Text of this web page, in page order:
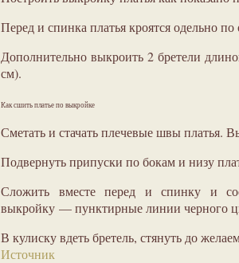
Перед и спинка платья кроятся одельно
Дополнительно выкроить 2 бретели
см).
Как сшить платье по выкройке
Сметать и стачать плечевые швы платья.
Подвернуть припуски по бокам и низу
Сложить вместе перед и спинку и
выкройку — пунктирные линии черного
В кулиску вдеть бретель, стянуть до
Источник